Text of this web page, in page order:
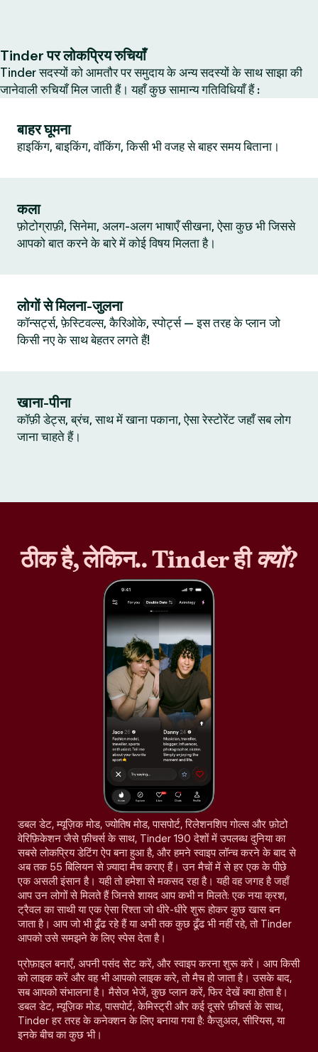
Tinder पर लोकप्रिय रुचियाँ
Tinder सदस्यों को आमतौर पर समुदाय के अन्य सदस्यों के साथ साझा की
जानेवाली रुचियाँ मिल जाती हैं। यहाँ कुछ सामान्य गतिविधियाँ हैं :
बाहर घूमना
हाइकिंग, बाइकिंग, वॉकिंग, किसी भी वजह से बाहर समय बिताना।
कला
फ़ोटोग्राफ़ी, सिनेमा, अलग-अलग भाषाएँ सीखना, ऐसा कुछ भी जिससे
आपको बात करने के बारे में कोई विषय मिलता है।
लोगों से मिलना-जुलना
कॉन्सर्ट्स, फ़ेस्टिवल्स, कैरिओके, स्पोर्ट्स — इस तरह के प्लान जो
किसी नए के साथ बेहतर लगते हैं!
खाना-पीना
कॉफ़ी डेट्स, ब्रंच, साथ में खाना पकाना, ऐसा रेस्टोरेंट जहाँ सब लोग
जाना चाहते हैं।
ठीक है, लेकिन.. Tinder हीक्यों?
डबल डेट, म्यूज़िक मोड, ज्योतिष मोड, पासपोर्ट, रिलेशनशिप गोल्स और फ़ोटो
वेरिफ़िकेशन जैसे फ़ीचर्स के साथ, Tinder 190 देशों में उपलब्ध दुनिया का
सबसे लोकप्रिय डेटिंग ऐप बना हुआ है, और हमने स्वाइप लॉन्च करने के बाद से
अब तक 55 बिलियन से ज़्यादा मैच कराए हैं। उन मैचों में से हर एक के पीछे
एक असली इंसान है। यही तो हमेशा से मकसद रहा है। यही वह जगह है जहाँ
आप उन लोगों से मिलते हैं जिनसे शायद आप कभी न मिलते: एक नया क्रश,
ट्रैवल का साथी या एक ऐसा रिश्ता जो धीरे-धीरे शुरू होकर कुछ खास बन
जाता है। आप जो भी ढूँढ रहे हैं या अभी तक कुछ ढूँढ भी नहीं रहे, तो Tinder
आपको उसे समझने के लिए स्पेस देता है।
प्रोफ़ाइल बनाएँ, अपनी पसंद सेट करें, और स्वाइप करना शुरू करें। आप किसी
को लाइक करें और वह भी आपको लाइक करे, तो मैच हो जाता है। उसके बाद,
सब आपको संभालना है। मैसेज भेजें, कुछ प्लान करें, फिर देखें क्या होता है।
डबल डेट, म्यूज़िक मोड, पासपोर्ट, केमिस्ट्री और कई दूसरे फ़ीचर्स के साथ,
Tinder हर तरह के कनेक्शन के लिए बनाया गया है: कैज़ुअल, सीरियस, या
इनके बीच का कुछ भी।